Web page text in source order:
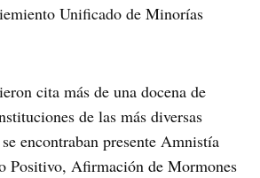
Unificado de Minorías
cita más de una docena de
de las más diversas
encontraban presente Amnistía
Positivo, Afirmación de Mormones